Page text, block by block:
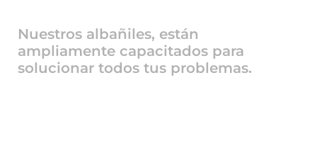
Nuestros albañiles, están
ampliamente capacitados para
solucionar todos tus problemas.